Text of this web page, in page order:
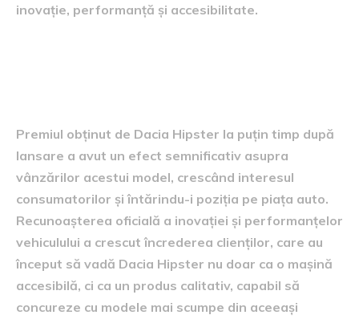
inovație, performanță și accesibilitate.
Premiul obținut de Dacia Hipster la puțin timp după
lansare a avut un efect semnificativ asupra
vânzărilor acestui model, crescând interesul
consumatorilor și întărindu-i poziția pe piața auto.
Recunoașterea oficială a inovației și performanțelor
vehiculului a crescut încrederea clienților, care au
început să vadă Dacia Hipster nu doar ca o mașină
accesibilă, ci ca un produs calitativ, capabil să
concureze cu modele mai scumpe din aceeași